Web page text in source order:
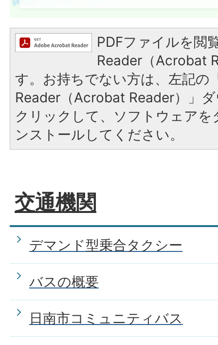
PDFファイルを閲
Reader（Acrobat
す。お持ちでない方は、左記の
Reader（Acrobat Reader）」
クリックして、ソフトウェア
ンストールしてください。
交通機関
デマンド型乗合タクシー
バスの概要
日南市コミュニティバス